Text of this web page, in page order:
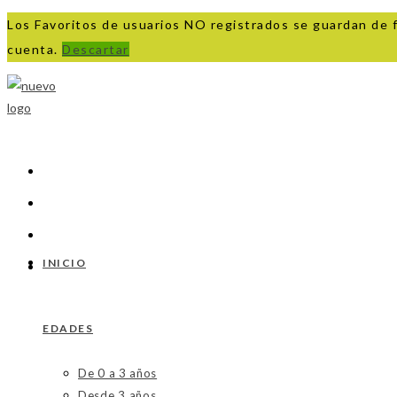
Los Favoritos de usuarios NO registrados se guardan
cuenta. Descartar
Ir
al
INICIO
EDADES
De 0 a 3 años